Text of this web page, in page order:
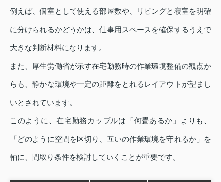
例えば、個室として使える部屋数や、リビングと寝室を明確
に分けられるかどうかは、仕事用スペースを確保するうえで
大きな判断材料になります。
また、厚生労働省が示す在宅勤務時の作業環境整備の観点か
らも、静かな環境や一定の距離をとれるレイアウトが望まし
いとされています。
このように、在宅勤務カップルは「何畳あるか」よりも、
「どのように空間を区切り、互いの作業環境を守れるか」を
軸に、間取り条件を検討していくことが重要です。